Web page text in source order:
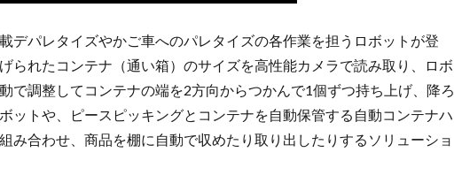
デパレタイズやかご車へのパレタイズの各作業を担うロボットが登
られたコンテナ（通い箱）のサイズを高性能カメラで読み取り、ロボ
で調整してコンテナの端を2方向からつかんで1個ずつ持ち上げ、降ろ
ットや、ピースピッキングとコンテナを自動保管する自動コンテナハ
み合わせ、商品を棚に自動で収めたり取り出したりするソリューショ